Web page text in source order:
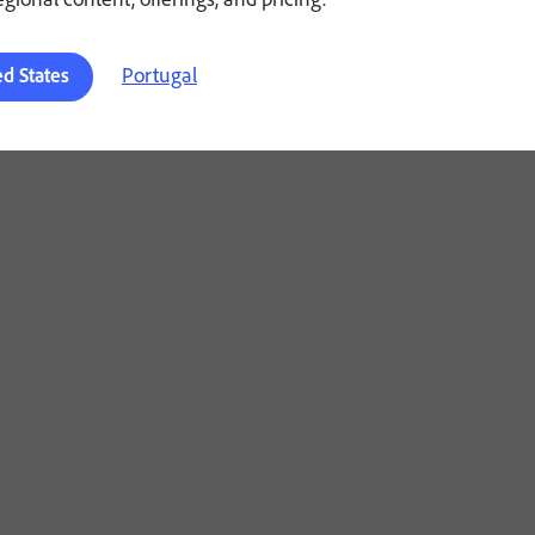
States Portugal